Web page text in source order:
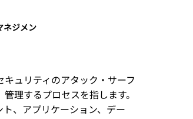
ネジメン
ュリティのアタック・サーフ
理するプロセスを指します。
、アプリケーション、デー